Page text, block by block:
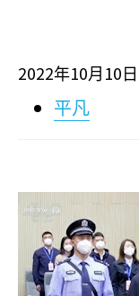
2022年10月 10 日
平凡